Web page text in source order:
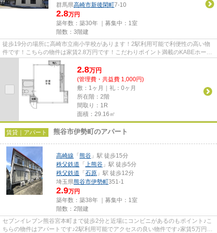
群馬県高崎市新後閑町7-10
2.8万円
築年数：築30年 ｜募集中： 1室
階数：3階建
徒歩19分の場所に高崎市立南小学校があります！2駅利用可能で利便性の高い物
件です！こちらの物件は家賃2.8万円です！こだわりポイント満載のKABEホーム
ズⅡ！高崎市エリアにある賃貸情...
2.8万円
(管理費・共益費 1,000円)
敷：1ヶ月｜礼：0ヶ月
所在階：2階
間取り：1R
面積：29.16㎡
賃貸｜アパート 熊谷市伊勢町のアパート
高崎線 「 熊谷 」駅 徒歩15分
秩父鉄道 「 上熊谷 」駅 徒歩5分
秩父鉄道 「 石原 」駅 徒歩12分
埼玉県熊谷市伊勢町351-1
2.9万円
築年数：築38年 ｜募集中： 1室
階数：2階建
セブンイレブン熊谷宮本町まで徒歩2分と近場にコンビニがあるのもポイント♪こ
ちらの物件はアパートです♪2駅利用可能でアクセスの良い物件です♪家賃5万円以